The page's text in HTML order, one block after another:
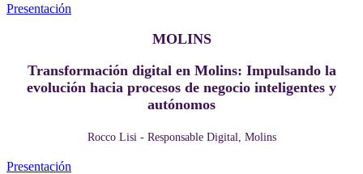
Presentación
MOLINS
Transformación digital en Molins: Impulsando la
evolución hacia procesos de negocio inteligentes y
autónomos
Rocco Lisi - Responsable Digital, Molins
Presentación